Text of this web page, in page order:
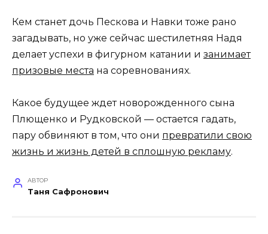
Кем станет дочь Пескова и Навки тоже рано
загадывать, но уже сейчас шестилетняя Надя
делает успехи в фигурном катании и занимает
призовые места на соревнованиях.
Какое будущее ждет новорожденного сына
Плющенко и Рудковской — остается гадать,
пару обвиняют в том, что они превратили свою
жизнь и жизнь детей в сплошную рекламу.
АВТОР
Таня Сафронович